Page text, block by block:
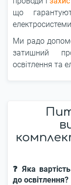
що
Ми радо
затишний
освітлення та
❓ Яка
до освітлення?